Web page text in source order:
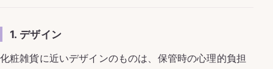
1. デザイン
化粧雑貨に近いデザインのものは、保管時の心理的負担